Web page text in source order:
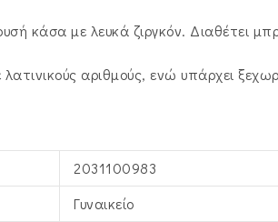
κάσα με λευκά ζιργκόν. Διαθέτει
αριθμούς, ενώ υπάρχει
2031100983
Γυναικείο